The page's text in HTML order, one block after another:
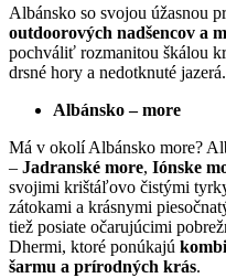
Albánsko so svojou úžasnou
outdoorových nadšencov a
pochváliť rozmanitou škálou
drsné hory a nedotknuté jazerá.
Albánsko – more
Má v okolí Albánsko more?
– Jadranské more, Iónske
svojimi krištáľovo čistými
zátokami a krásnymi
tiež posiate očarujúcimi
Dhermi, ktoré ponúkajú
šarmu a prírodných krás.